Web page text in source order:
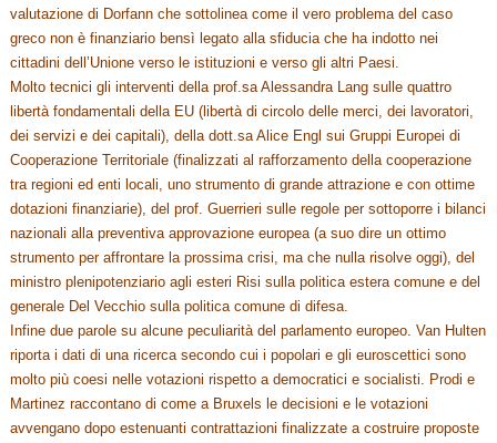
valutazione di Dorfann che sottolinea come il vero problema del caso
greco non è finanziario bensì legato alla sfiducia che ha indotto nei
cittadini dell’Unione verso le istituzioni e verso gli altri Paesi.
Molto tecnici gli interventi della prof.sa Alessandra Lang sulle quattro
libertà fondamentali della EU (libertà di circolo delle merci, dei lavoratori,
dei servizi e dei capitali), della dott.sa Alice Engl sui Gruppi Europei di
Cooperazione Territoriale (finalizzati al rafforzamento della cooperazione
tra regioni ed enti locali, uno strumento di grande attrazione e con ottime
dotazioni finanziarie), del prof. Guerrieri sulle regole per sottoporre i bilanci
nazionali alla preventiva approvazione europea (a suo dire un ottimo
strumento per affrontare la prossima crisi, ma che nulla risolve oggi), del
ministro plenipotenziario agli esteri Risi sulla politica estera comune e del
generale Del Vecchio sulla politica comune di difesa.
Infine due parole su alcune peculiarità del parlamento europeo. Van Hulten
riporta i dati di una ricerca secondo cui i popolari e gli euroscettici sono
molto più coesi nelle votazioni rispetto a democratici e socialisti. Prodi e
Martinez raccontano di come a Bruxels le decisioni e le votazioni
avvengano dopo estenuanti contrattazioni finalizzate a costruire proposte